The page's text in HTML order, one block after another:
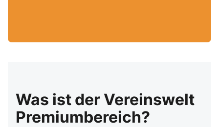
Was ist der Vereinswelt
Premiumbereich?